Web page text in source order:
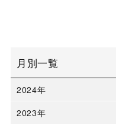
月別一覧
2024年
2023年